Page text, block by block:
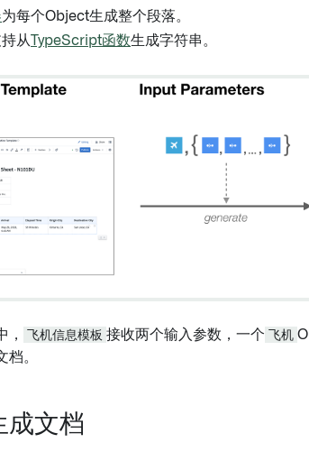
为每个Object生成整个段落。
从TypeScript函数生成字符串。
， 飞机信息模板 接收两个输入参数，一个 飞机
档。
成文档